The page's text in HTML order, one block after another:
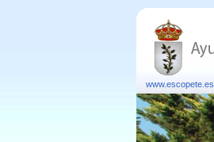
www.escopete.es